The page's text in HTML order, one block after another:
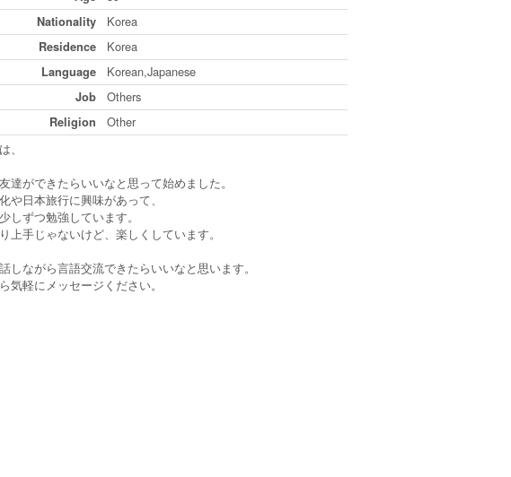
Nationality Korea
Residence Korea
Language Korean,Japanese
Job Others
Religion
Other
、
達ができたらいいなと思って始めました。
や日本旅行に興味があって、
しずつ勉強しています。
上手じゃないけど、楽しくしています。
しながら言語交流できたらいいなと思います。
気軽にメッセージください。